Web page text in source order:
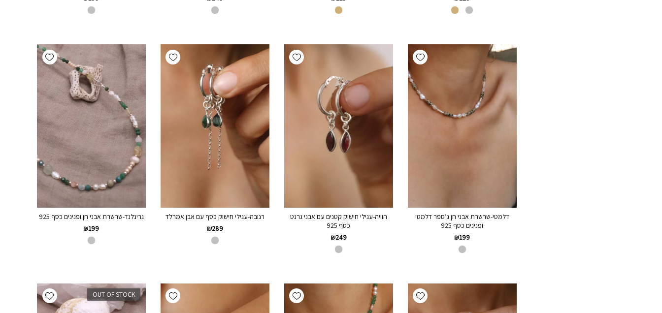
Add wishlist
דלמטי-שרשרת אבני חן ג’ספר דלמטי
ופנינים כסף 925
₪199
Add wishlist
הוויה-עגילי חישוק קטנים עם אבני גרנט
כסף 925
₪249
Add wishlist
רנובה-עגילי חישוק כסף עם אבן אמרלד
₪289
Add wishlist
גרינלנד-שרשרת אבני חן ופנינים כסף 925
₪199
Add wishlist
Add wishlist
Add wishlist
Add wishlist OUT OF STOCK